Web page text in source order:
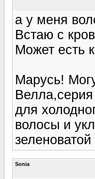
а у меня
Встаю с
Может есть
Марусь!
для
волосы и
Sonia